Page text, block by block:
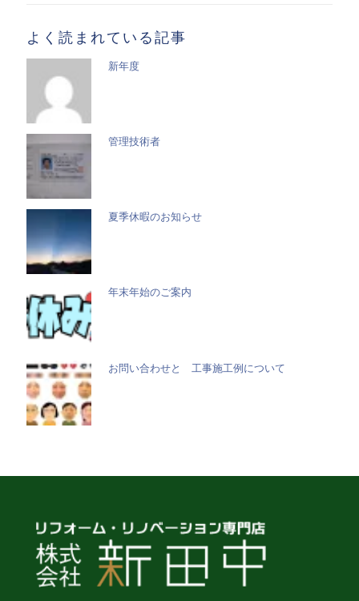
よく読まれている記事
新年度
管理技術者
夏季休暇のお知らせ
年末年始のご案内
お問い合わせと 工事施工例について